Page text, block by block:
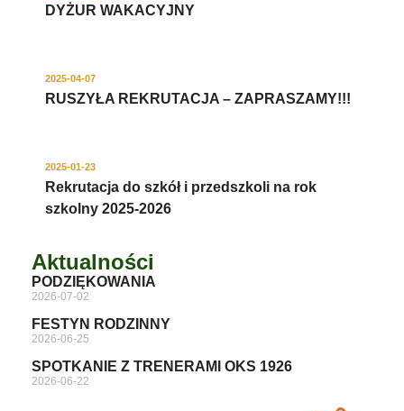
DYŻUR WAKACYJNY
2025-04-07
RUSZYŁA REKRUTACJA – ZAPRASZAMY!!!
2025-01-23
Rekrutacja do szkół i przedszkoli na rok
szkolny 2025-2026
Aktualności
PODZIĘKOWANIA
2026-07-02
FESTYN RODZINNY
2026-06-25
SPOTKANIE Z TRENERAMI OKS 1926
2026-06-22